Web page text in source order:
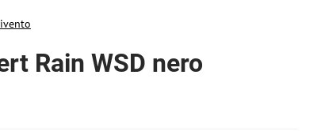
Rain WSD nero